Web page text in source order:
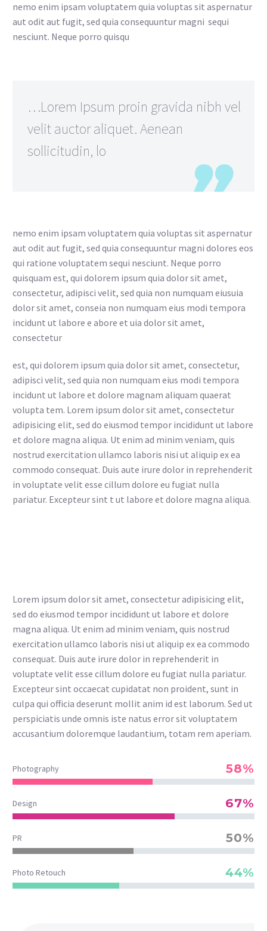
nemo enim ipsam voluptatem quia voluptas sit aspernatur
aut odit aut fugit, sed quia consequuntur magni sequi
nesciunt. Neque porro quisqu
…Lorem Ipsum proin gravida nibh vel
velit auctor aliquet. Aenean
sollicitudin, lo
nemo enim ipsam voluptatem quia voluptas sit aspernatur
aut odit aut fugit, sed quia consequuntur magni dolores eos
qui ratione voluptatem sequi nesciunt. Neque porro
quisquam est, qui dolorem ipsum quia dolor sit amet,
consectetur, adipisci velit, sed quia non numquam eiusuia
dolor sit amet, conseia non numquam eius modi tempora
incidunt ut labore e abore et uia dolor sit amet,
consectetur
est, qui dolorem ipsum quia dolor sit amet, consectetur,
adipisci velit, sed quia non numquam eius modi tempora
incidunt ut labore et dolore magnam aliquam quaerat
volupta tem. Lorem ipsum dolor sit amet, consectetur
adipisicing elit, sed do eiusmod tempor incididunt ut labore
et dolore magna aliqua. Ut enim ad minim veniam, quis
nostrud exercitation ullamco laboris nisi ut aliquip ex ea
commodo consequat. Duis aute irure dolor in reprehenderit
in voluptate velit esse cillum dolore eu fugiat nulla
pariatur. Excepteur sint t ut labore et dolore magna aliqua.
Lorem ipsum dolor sit amet, consectetur adipisicing elit,
sed do eiusmod tempor incididunt ut labore et dolore
magna aliqua. Ut enim ad minim veniam, quis nostrud
exercitation ullamco laboris nisi ut aliquip ex ea commodo
consequat. Duis aute irure dolor in reprehenderit in
voluptate velit esse cillum dolore eu fugiat nulla pariatur.
Excepteur sint occaecat cupidatat non proident, sunt in
culpa qui officia deserunt mollit anim id est laborum. Sed ut
perspiciatis unde omnis iste natus error sit voluptatem
accusantium doloremque laudantium, totam rem aperiam.
Photography 58%
Design 67%
PR 50%
Photo Retouch 44%